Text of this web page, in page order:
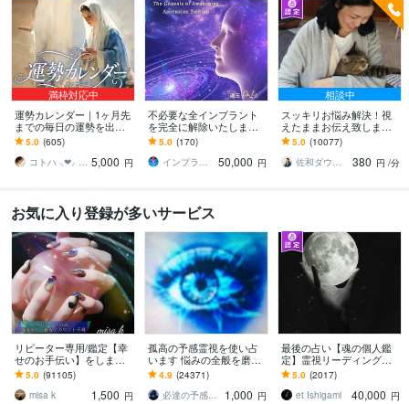
満枠対応中
運勢カレンダー｜1ヶ月先
までの毎日の運勢を出し
ます 30日×500字のおよそ
1万5千文字で細かく詳細
に記します
5.0 (605)
コトハ ⸜❤︎⸝ 新サービス提供開始✨️ 5,000 円
不必要な全インプラント
を完全に解除いたします
インプラント全解除創始
者 × 魂の解放・カルマ浄
化・能力開花
5.0 (170)
インプラント全解除創始者｜魂王DaI⭐︎
50,000 円
相談中
スッキリお悩み解決！視
えたままお伝え致します
恋愛、結婚、人間関係、
仕事、人生、ペットの気
持ち等◎祈願付き
5.0 (10077)
佐和ダウジング＆スピリットメンター
380 円 /分
お気に入り登録が多いサービス
リピーター専用/鑑定【幸
せのお手伝い】をします
☆あなた様が幸せになる
ための鑑定☆
5.0 (91105)
misa k
1,500 円
孤高の予感霊視を使い占
います 悩みの全般を磨き
上げ、研ぎ澄ました予感
より霊視により導きます
4.9 (24371)
必達の予感霊視 渡邊 潤一
1,000 円
最後の占い【魂の個人鑑
定】霊視リーディング承
ります 運命の地図を手
に、輝く人生を創る｜魂
の全体像を紐解く鑑定
5.0 (2017)
et Ishigami
40,000 円